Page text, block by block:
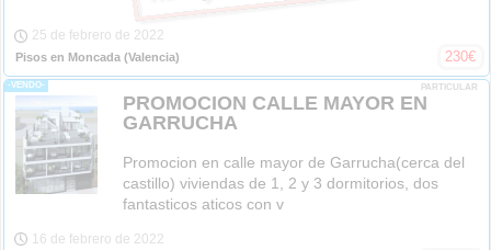
25 de febrero de 2022
Pisos en Moncada (Valencia) 230€
-VENDO- PARTICULAR
PROMOCION CALLE MAYOR EN
GARRUCHA
Promocion en calle mayor de Garrucha(cerca del
castillo) viviendas de 1, 2 y 3 dormitorios, dos
fantasticos aticos con v
16 de febrero de 2022